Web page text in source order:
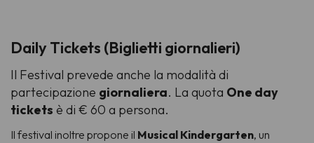
Daily Tickets (Biglietti giornalieri)
Il Festival prevede anche la modalità di
partecipazione giornaliera. La quota One day
tickets è di € 60 a persona.
Il festival inoltre propone il Musical Kindergarten, un